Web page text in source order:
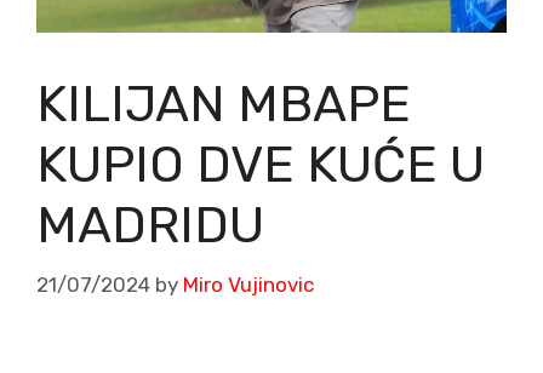
KILIJAN MBAPE
KUPIO DVE KUĆE U
MADRIDU
21/07/2024 by Miro Vujinovic